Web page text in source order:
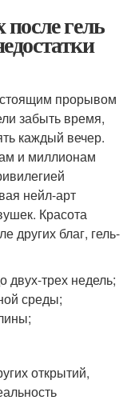
гель
прорывом
забыть время,
каждый вечер.
и миллионам
нейл-арт
Красота
других благ, гель-
двух-трех недель;
среды;
открытий,